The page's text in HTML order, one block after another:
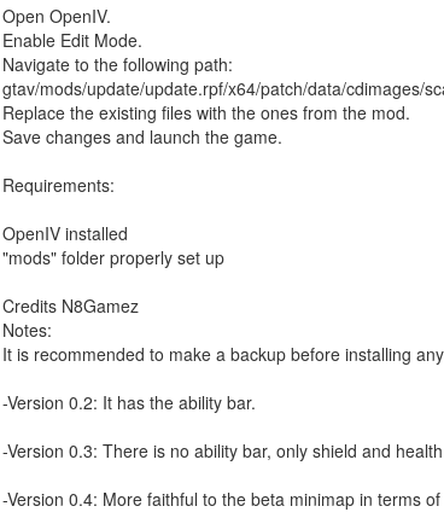
Open OpenIV.
Enable Edit Mode.
Navigate to the following path:
gtav/mods/update/update.rpf/x64/patch/data/cdimages/
Replace the existing files with the ones from the mod.
Save changes and launch the game.
Requirements:
OpenIV installed
"mods" folder properly set up
Credits N8Gamez
Notes:
It is recommended to make a backup before installing
-Version 0.2: It has the ability bar.
-Version 0.3: There is no ability bar, only shield and
-Version 0.4: More faithful to the beta minimap in terms